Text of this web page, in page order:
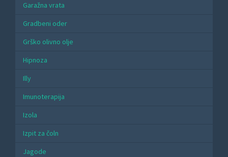
Garažna vrata
Gradbeni oder
Grško olivno olje
Hipnoza
Illy
Imunoterapija
Izola
Izpit za čoln
Jagode